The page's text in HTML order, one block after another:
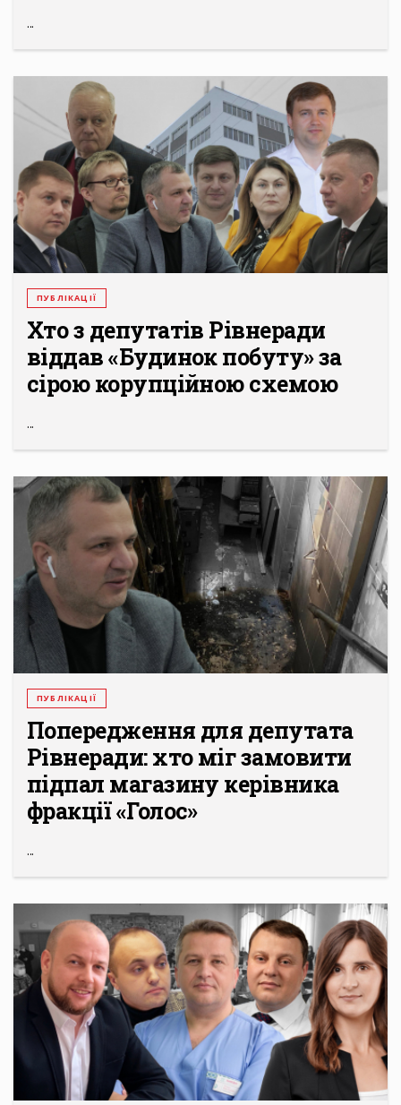
...
ПУБЛІКАЦІЇ
Хто з депутатів Рівнеради
віддав «Будинок побуту» за
сірою корупційною схемою
...
ПУБЛІКАЦІЇ
Попередження для депутата
Рівнеради: хто міг замовити
підпал магазину керівника
фракції «Голос»
...